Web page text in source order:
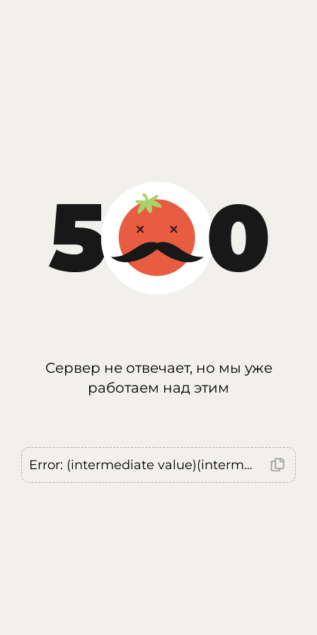
Сервер не отвечает, но мы уже
работаем над этим
Error: (intermediate value)(intermediate value)(intermediate value).replaceAll is not a function